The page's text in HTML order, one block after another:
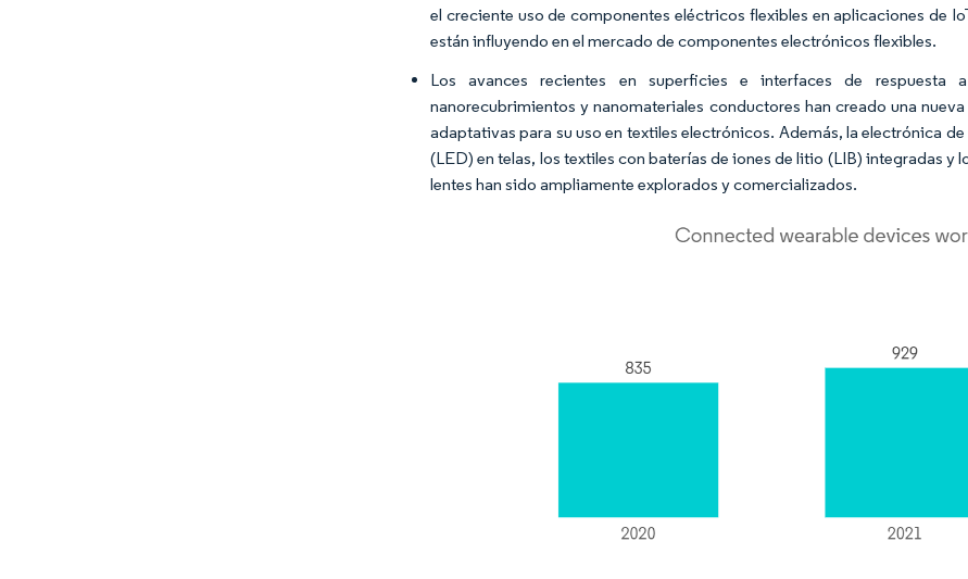
el creciente uso de componentes eléctricos flexibles en aplicaciones de
están influyendo en el mercado de componentes electrónicos flexibles.
Los avances recientes en superficies e interfaces de respuesta
nanorecubrimientos y nanomateriales conductores han creado una
adaptativas para su uso en textiles electrónicos. Además, la electrónica
(LED) en telas, los textiles con baterías de iones de litio (LIB) integradas
lentes han sido ampliamente explorados y comercializados.